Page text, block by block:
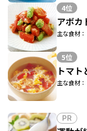
4位
アボカ
主な食材
5位
トマ
主な食材
PR